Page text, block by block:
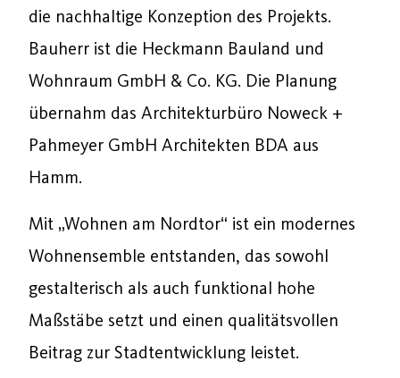
die nachhaltige Konzeption des Projekts.
Bauherr ist die Heckmann Bauland und
Wohnraum GmbH & Co. KG. Die Planung
übernahm das Architekturbüro Noweck +
Pahmeyer GmbH Architekten BDA aus
Hamm.
Mit „Wohnen am Nordtor“ ist ein modernes
Wohnensemble entstanden, das sowohl
gestalterisch als auch funktional hohe
Maßstäbe setzt und einen qualitätsvollen
Beitrag zur Stadtentwicklung leistet.